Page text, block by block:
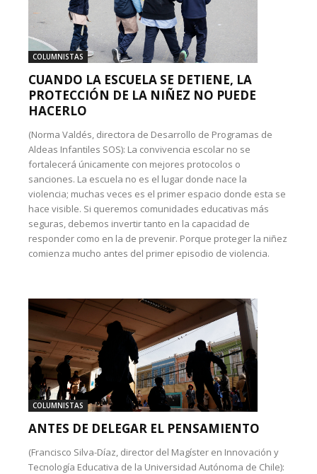
COLUMNISTAS
CUANDO LA ESCUELA SE DETIENE, LA
PROTECCIÓN DE LA NIÑEZ NO PUEDE
HACERLO
(Norma Valdés, directora de Desarrollo de Programas de
Aldeas Infantiles SOS): La convivencia escolar no se
fortalecerá únicamente con mejores protocolos o
sanciones. La escuela no es el lugar donde nace la
violencia; muchas veces es el primer espacio donde esta se
hace visible. Si queremos comunidades educativas más
seguras, debemos invertir tanto en la capacidad de
responder como en la de prevenir. Porque proteger la niñez
comienza mucho antes del primer episodio de violencia.
COLUMNISTAS
ANTES DE DELEGAR EL PENSAMIENTO
(Francisco Silva-Díaz, director del Magíster en Innovación y
Tecnología Educativa de la Universidad Autónoma de Chile):